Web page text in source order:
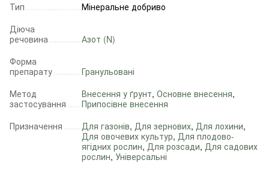
Тип
Мінеральне добриво
Діюча
речовина
Азот (N)
Форма
препарату
Гранульовані
Метод
застосування
Внесення у ґрунт, Основне внесення,
Припосівне внесення
Призначення
Для газонів, Для зернових, Для лохини,
Для овочевих культур, Для плодово-
ягідних рослин, Для розсади, Для садових
рослин, Універсальні